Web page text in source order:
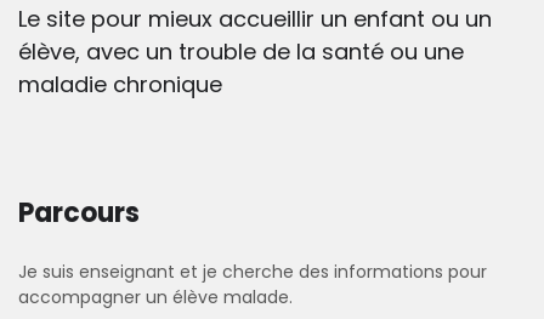
Le site pour mieux accueillir un enfant ou un
élève, avec un trouble de la santé ou une
maladie chronique
Parcours
Je suis enseignant et je cherche des informations pour
accompagner un élève malade.